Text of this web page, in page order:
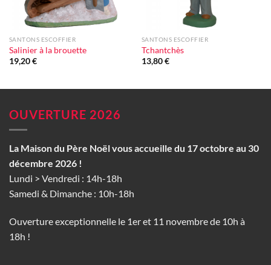
SANTONS ESCOFFIER
Salinier à la brouette
19,20€
SANTONS ESCOFFIER
Tchantchès
13,80€
OUVERTURE 2026
La Maison du Père Noël vous accueille du 17 octobre au 30
décembre 2026 !
Lundi > Vendredi : 14h-18h
Samedi & Dimanche : 10h-18h
Ouverture exceptionnelle le 1er et 11 novembre de 10h à
18h !